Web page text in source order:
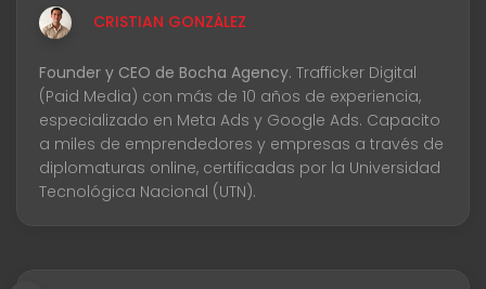
CRISTIAN GONZÁLEZ
Founder y CEO de Bocha Agency. Trafficker Digital
(Paid Media) con más de 10 años de experiencia,
especializado en Meta Ads y Google Ads. Capacito
a miles de emprendedores y empresas a través de
diplomaturas online, certificadas por la Universidad
Tecnológica Nacional (UTN).